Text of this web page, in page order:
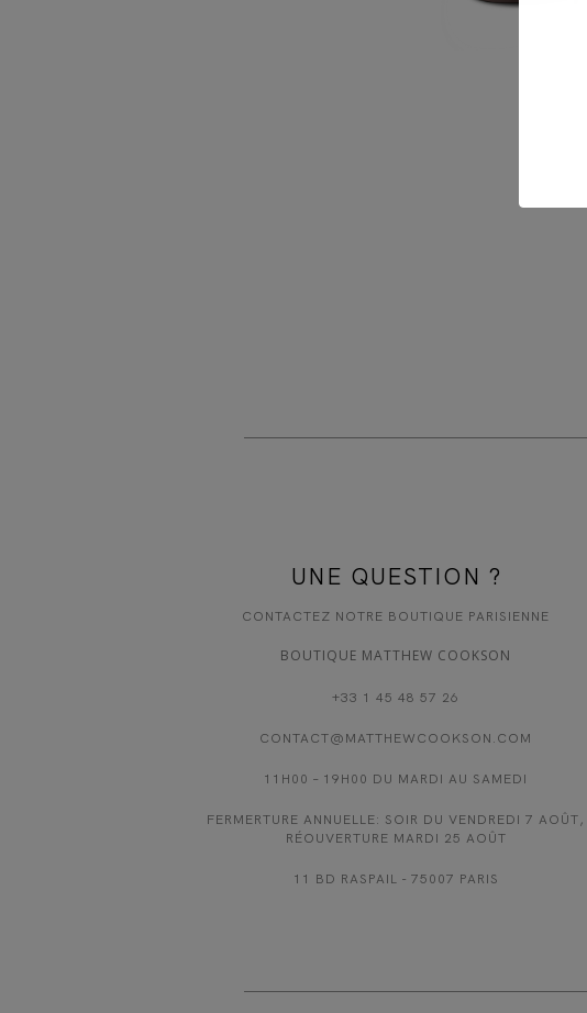
UNE QUESTION ?
CONTACTEZ NOTRE BOUTIQUE PARISIENNE
BOUTIQUE MATTHEW COOKSON
+33 1 45 48 57 26
CONTACT@MATTHEWCOOKSON.COM
11H00 – 19H00 DU MARDI AU SAMEDI
FERMERTURE ANNUELLE: SOIR DU VENDREDI 7 AOÛT,
RÉOUVERTURE MARDI 25 AOÛT
11 BD RASPAIL - 75007 PARIS